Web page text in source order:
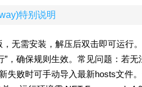
特别说明
无需安装，解压后双击即可运行
”，确保规则生效。常见问题：若
失败时可手动导入最新hosts文件